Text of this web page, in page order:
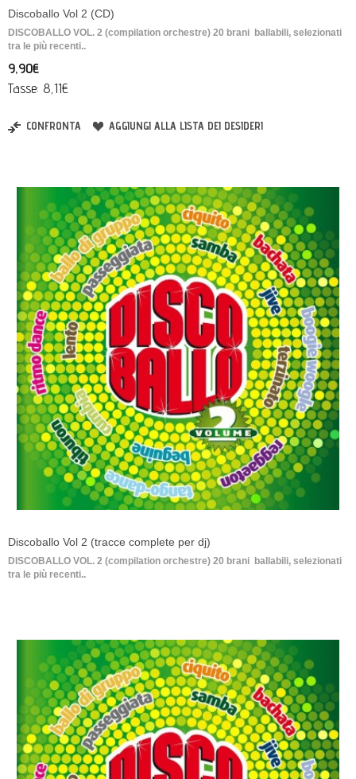
Discoballo Vol 2 (CD)
DISCOBALLO VOL. 2 (compilation orchestre) 20 brani ballabili, selezionati
tra le più recenti..
9,90€
Tasse: 8,11€
CONFRONTA AGGIUNGI ALLA LISTA DEI DESIDERI
Discoballo Vol 2 (tracce complete per dj)
DISCOBALLO VOL. 2 (compilation orchestre) 20 brani ballabili, selezionati
tra le più recenti..